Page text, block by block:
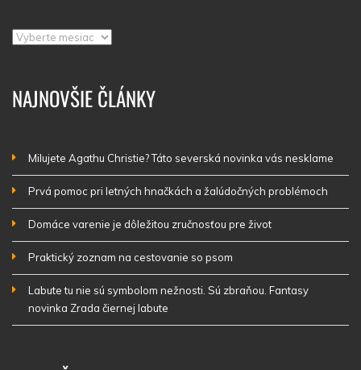
Archív
NAJNOVŠIE ČLÁNKY
Milujete Agathu Christie? Táto severská novinka vás nesklame
Prvá pomoc pri letných hnačkách a žalúdočných problémoch
Domáce varenie je dôležitou zručnosťou pre život
Praktický zoznam na cestovanie so psom
Labute tu nie sú symbolom nežnosti. Sú zbraňou. Fantasy
novinka Zrada čiernej labute